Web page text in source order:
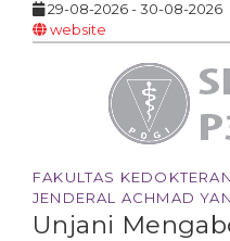
29-08-2026 - 30-08-2026
website
FAKULTAS
JENDERAL ACHMAD
Unjani